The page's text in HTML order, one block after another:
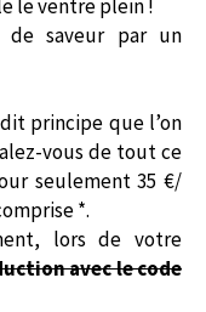
le ventre plein !
de saveur par un
principe que l’on
vous de tout ce
seulement 35 €/
*.
lors de votre
avec le code